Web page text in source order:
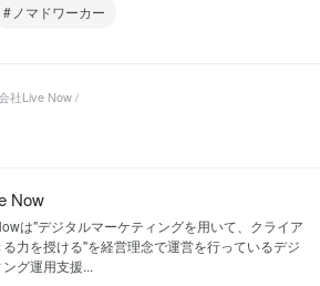
ノマドワーカー
社Live Now /
Now
は"デジタルマーケティングを用いて、クライア
力を授ける"を経営理念で運営を行っているデジ
グ運用支援...